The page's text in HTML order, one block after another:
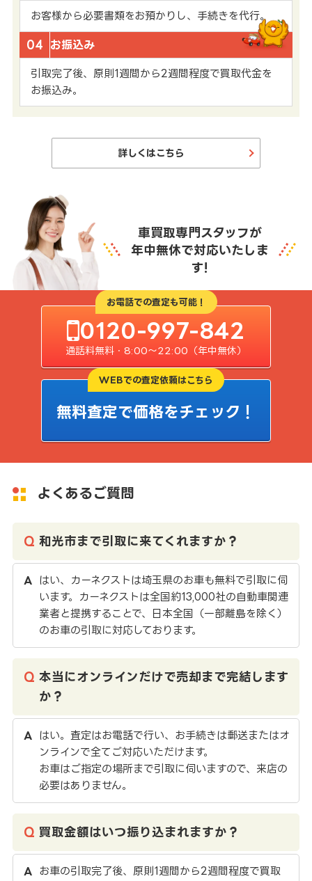
お客様から必要書類をお預かりし、手続きを代行。
04 お振込み
引取完了後、原則1週間から2週間程度で買取代金を
お振込み。
詳しくはこちら
車買取専門スタッフが
年中無休で対応いたしま
す!
お電話での査定も可能！
0120-997-842
通話料無料・8:00〜22:00（年中無休）
WEBでの査定依頼はこちら
無料査定で価格をチェック！
よくあるご質問
和光市まで引取に来てくれますか？
はい、カーネクストは埼玉県のお車も無料で引取に伺
います。カーネクストは全国約13,000社の自動車関連
業者と提携することで、日本全国（一部離島を除く）
のお車の引取に対応しております。
本当にオンラインだけで売却まで完結します
か？
はい。査定はお電話で行い、お手続きは郵送またはオ
ンラインで全てご対応いただけます。
お車はご指定の場所まで引取に伺いますので、来店の
必要はありません。
買取金額はいつ振り込まれますか？
お車の引取完了後、原則1週間から2週間程度で買取